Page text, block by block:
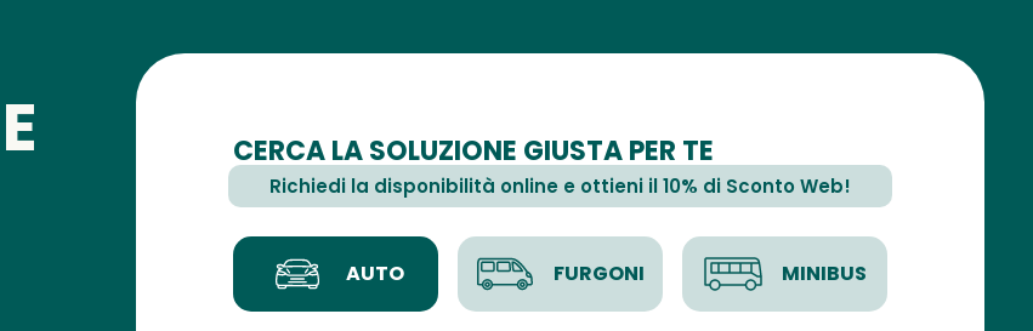
CERCA LA SOLUZIONE GIUSTA PER TE
Richiedi la disponibilità online e ottieni il 10% di Sconto Web!
AUTO FURGONI MINIBUS